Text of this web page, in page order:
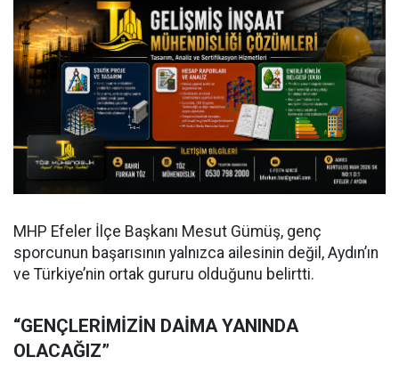
MHP Efeler İlçe Başkanı Mesut Gümüş, genç
sporcunun başarısının yalnızca ailesinin değil, Aydın’ın
ve Türkiye’nin ortak gururu olduğunu belirtti.
“GENÇLERİMİZİN DAİMA YANINDA
OLACAĞIZ”